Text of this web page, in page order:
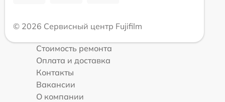
© 2026 Сервисный центр Fujifilm
Стоимость ремонта
Оплата и доставка
Контакты
Вакансии
О компании